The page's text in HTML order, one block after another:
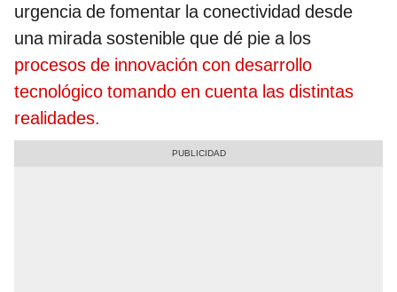
urgencia de fomentar la conectividad desde
una mirada sostenible que dé pie a los
procesos de innovación con desarrollo
tecnológico tomando en cuenta las distintas
realidades.